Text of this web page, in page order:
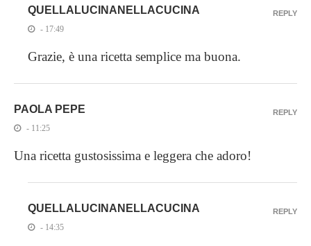
QUELLALUCINANELLACUCINA
- 17:49
Grazie, è una ricetta semplice ma buona.
REPLY
PAOLA PEPE
- 11:25
Una ricetta gustosissima e leggera che adoro!
REPLY
QUELLALUCINANELLACUCINA
- 14:35
REPLY